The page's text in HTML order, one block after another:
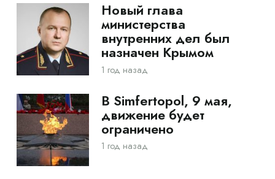
Новый глава
министерства
внутренних дел был
назначен Крымом
1 год назад
В Simfertopol, 9 мая,
движение будет
ограничено
1 год назад